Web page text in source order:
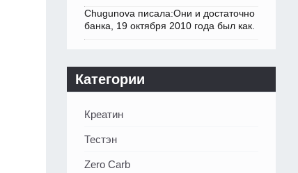
Chugunova писала:Они и достаточно
банка, 19 октября 2010 года был как.
Категории
Креатин
Тестэн
Zero Carb